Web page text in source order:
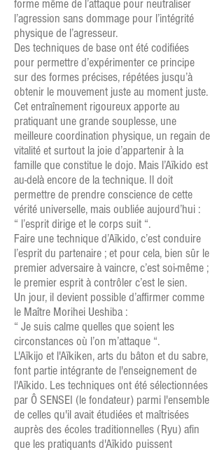
forme même de l’attaque pour neutraliser
l’agression sans dommage pour l’intégrité
physique de l’agresseur.
Des techniques de base ont été codifiées
pour permettre d’expérimenter ce principe
sur des formes précises, répétées jusqu’à
obtenir le mouvement juste au moment juste.
Cet entraînement rigoureux apporte au
pratiquant une grande souplesse, une
meilleure coordination physique, un regain de
vitalité et surtout la joie d’appartenir à la
famille que constitue le dojo. Mais l’Aïkido est
au-delà encore de la technique. Il doit
permettre de prendre conscience de cette
vérité universelle, mais oubliée aujourd’hui :
“ l’esprit dirige et le corps suit “.
Faire une technique d’Aïkido, c’est conduire
l’esprit du partenaire ; et pour cela, bien sûr le
premier adversaire à vaincre, c’est soi-même ;
le premier esprit à contrôler c’est le sien.
Un jour, il devient possible d’affirmer comme
le Maître Morihei Ueshiba :
“ Je suis calme quelles que soient les
circonstances où l’on m’attaque “.
L'Aïkijo et l'Aïkiken, arts du bâton et du sabre,
font partie intégrante de l'enseignement de
l'Aïkido. Les techniques ont été sélectionnées
par Ô SENSEI (le fondateur) parmi l'ensemble
de celles qu'il avait étudiées et maîtrisées
auprès des écoles traditionnelles (Ryu) afin
que les pratiquants d'Aïkido puissent